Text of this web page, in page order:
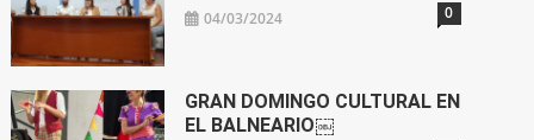
04/03/2024 0
GRAN DOMINGO CULTURAL EN
EL BALNEARIO￼